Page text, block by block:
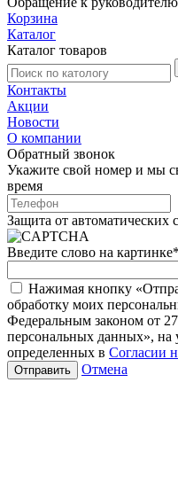
Корзина
Каталог
Каталог товаров
Контакты
Акции
Новости
О компании
Обратный звонок
Укажите свой номер и мы
время
Защита от автоматических
Введите слово на картинке*
Нажимая кнопку
обработку моих
Федеральным законом от
персональных данных», на
определенных в Согласии
Отмена